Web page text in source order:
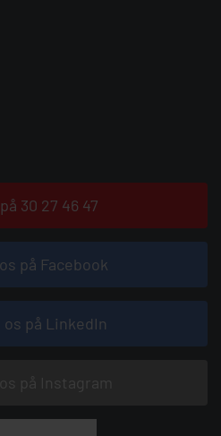
30 27 46 47
på Facebook
os på LinkedIn
på Instagram